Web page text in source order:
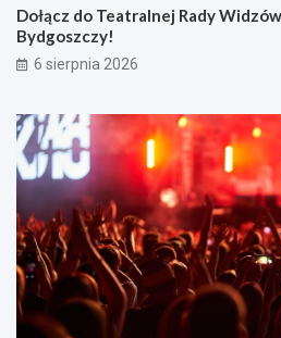
y
w
B
y
o
s
z
c
z
y
!
Dołącz do Teatralnej Rady
Bydgoszczy!
6 sierpnia 2026